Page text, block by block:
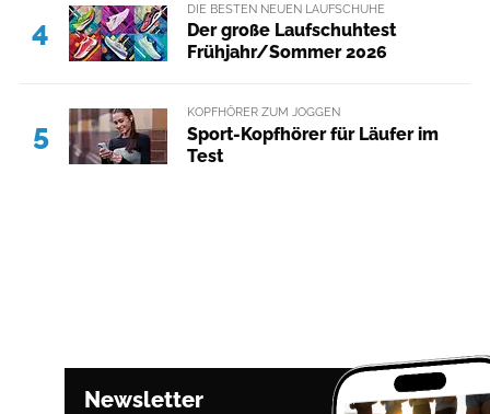
4
DIE BESTEN NEUEN LAUFSCHUHE
Der große Laufschuhtest
Frühjahr/Sommer 2026
5
KOPFHÖRER ZUM JOGGEN
Sport-Kopfhörer für Läufer im
Test
Newsletter